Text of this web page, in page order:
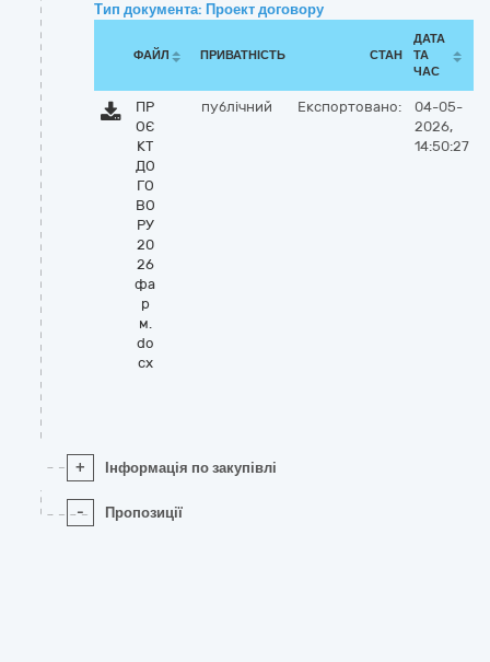
Тип документа: Проект договору
ФАЙЛ ПРИВАТНІСТЬ СТАН
ДАТА
ТА
ЧАС
ПР
ОЄ
КТ
ДО
ГО
ВО
РУ
20
26
фа
р
м.
do
cx
публічний Експортовано:
04-05-
2026,
14:50:27
+ Інформація по закупівлі
- Пропозиції